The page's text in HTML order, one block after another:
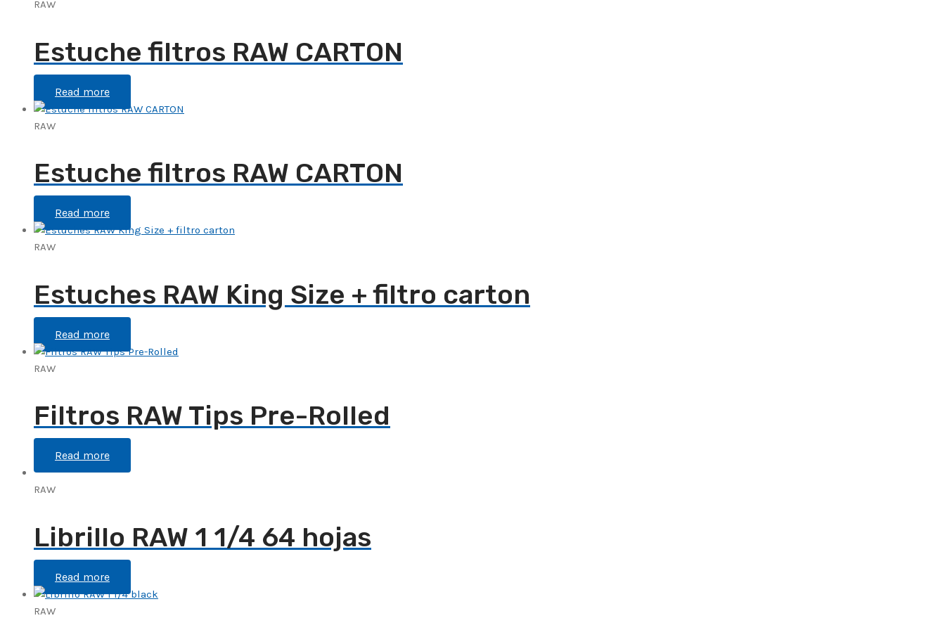
RAW
Estuche filtros RAW CARTON
Read more
RAW
Estuche filtros RAW CARTON
Read more
RAW
Estuches RAW King Size + filtro carton
Read more
RAW
Filtros RAW Tips Pre-Rolled
Read more
RAW
Librillo RAW 1 1/4 64 hojas
Read more
RAW